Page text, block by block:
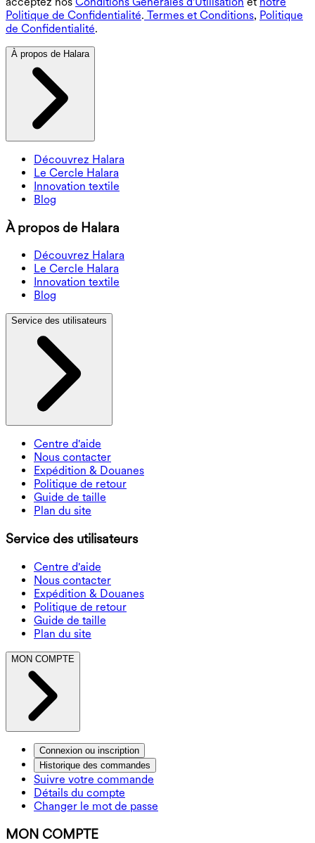
Politique de Confidentialité. Termes et Conditions, Politique
de Confidentialité.
À propos de Halara
Découvrez Halara
Le Cercle Halara
Innovation textile
Blog
À propos de Halara
Découvrez Halara
Le Cercle Halara
Innovation textile
Blog
Service des utilisateurs
Centre d'aide
Nous contacter
Expédition & Douanes
Politique de retour
Guide de taille
Plan du site
Service des utilisateurs
Centre d'aide
Nous contacter
Expédition & Douanes
Politique de retour
Guide de taille
Plan du site
MON COMPTE
Connexion ou inscription
Historique des commandes
Suivre votre commande
Détails du compte
Changer le mot de passe
MON COMPTE